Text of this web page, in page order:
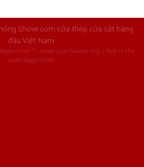
Showroom cửa thép cửa sắt hàng
đầu Việt Nam
- www.cuanhuaabs.org | Đơn vị chủ
quản SaigonDoor